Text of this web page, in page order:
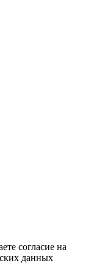
согласие на
данных